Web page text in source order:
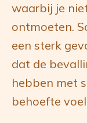
waarbij je
ontmoeten.
een sterk
dat de
hebben met
behoefte